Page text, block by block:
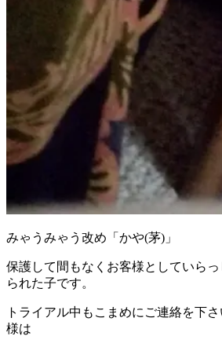
みゃうみゃう改め「かや(茅)」
保護して間もなくお客様としていら
られた子です。
トライアル中もこまめにご連絡を下
様は